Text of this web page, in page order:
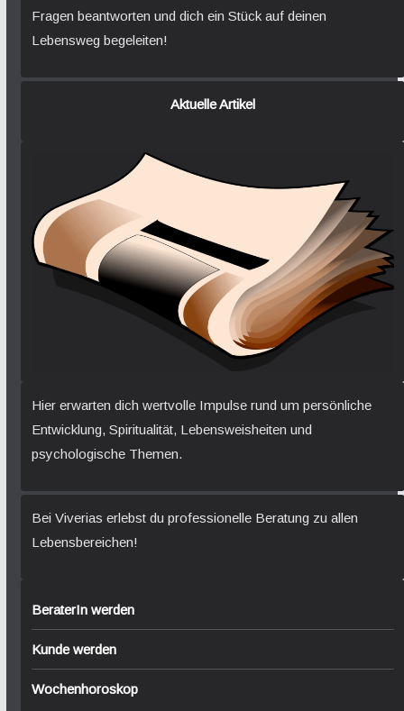
Fragen beantworten und dich ein Stück auf deinen
Lebensweg begeleiten!
Aktuelle Artikel
Hier erwarten dich wertvolle Impulse rund um persönliche
Entwicklung, Spiritualität, Lebensweisheiten und
psychologische Themen.
Bei Viverias erlebst du professionelle Beratung zu allen
Lebensbereichen!
BeraterIn werden
Kunde werden
Wochenhoroskop